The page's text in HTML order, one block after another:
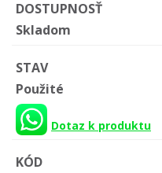
DOSTUPNOSŤ
Skladom
STAV
Použité
Dotaz k produktu
KÓD